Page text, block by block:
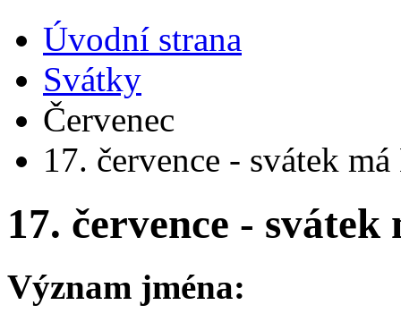
Úvodní strana
Svátky
Červenec
17. července - svátek
17. července -
Význam jména: